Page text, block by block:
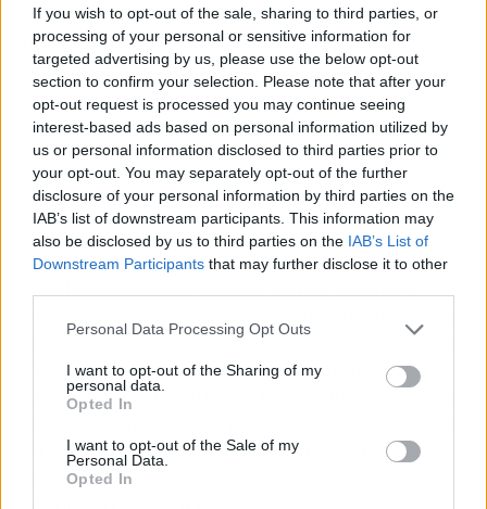
If you wish to opt-out of the sale, sharing to third parties, or
processing of your personal or sensitive information for
targeted advertising by us, please use the below opt-out
section to confirm your selection. Please note that after your
opt-out request is processed you may continue seeing
interest-based ads based on personal information utilized by
us or personal information disclosed to third parties prior to
your opt-out. You may separately opt-out of the further
disclosure of your personal information by third parties on the
IAB’s list of downstream participants. This information may
also be disclosed by us to third parties on the IAB’s List of
Downstream Participants that may further disclose it to other
Personal Data Processing Opt Outs
I want to opt-out of the Sharing of my
personal data.
Opted In
I want to opt-out of the Sale of my
Personal Data.
Opted In
cojones que tu festival favorito no esté en tu
país!”, remata Hernández. La experiencia
portuguesa les devolvió las pilas y, de paso, les
confirmó lo que ya sospechaban: el directo
español se está ahogando en burocracia
acústica mientras procesiones, fuegos
artificiales y partidos de fútbol campan a sus
anchas.
La cuestión de fondo es si estamos asistiendo a
una sonoridad óptima, el público se mueve. No
es teoría: es lo que ve Carlos Hernández cada
noche desde el control de mesa. Quizá el debate
tenga menos que ver con la actitud y más con
los decibelios de oficinista que imponen los